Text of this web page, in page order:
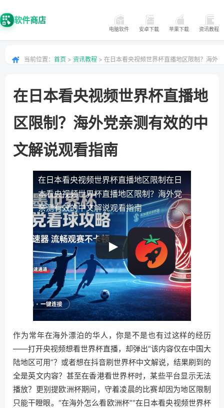
软件商店
电脑软件 安卓下载 苹果下载 资讯教程
当前位置： 首页 > 资讯教程 > 在日本看央视频世界杯直播地区限制？海外
在日本看央视频世界杯直播地
区限制？海外党亲测有效的中
文解说观看指南
在日本看央视频世界杯直播地区限制 在日
本看央视频世界杯直播地区限制？海外党
亲测有效的中文解说观看指南
作为常年在海外漂泊的华人，你是不是也有过这样的经历
——打开央视频想看世界杯直播，却弹出“该内容仅在中国大
陆地区可用”？或者想在抖音刷世界杯中文解说，结果刷到的
全是英文内容？甚至在香港看世界杯时，某些平台显示无法
播放？更别提欧洲杯期间，守着凌晨的比赛却因为地区限制
只能干瞪眼。“在海外怎么看欧洲杯”“在日本看央视频世界杯